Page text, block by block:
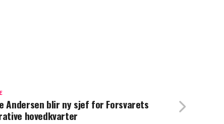
Andersen blir ny sjef for Forsvarets
hovedkvarter